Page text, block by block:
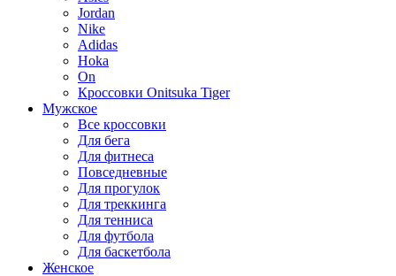
Jordan
Nike
Adidas
Hoka
On
Кроссовки Onitsuka Tiger
Мужское
Все кроссовки
Для бега
Для фитнеса
Повседневные
Для прогулок
Для треккинга
Для тенниса
Для футбола
Для баскетбола
Женское